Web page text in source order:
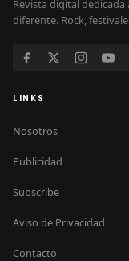
Revista digital
diferente. Rock,
LINKS
Nosotros
Publicidad
Subscribe
Aviso de Privacidad
Contacto